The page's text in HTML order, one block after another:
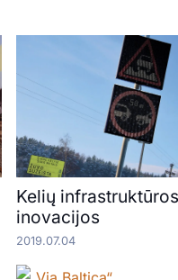
Kelių infrastruktūros
inovacijos
2019.07.04